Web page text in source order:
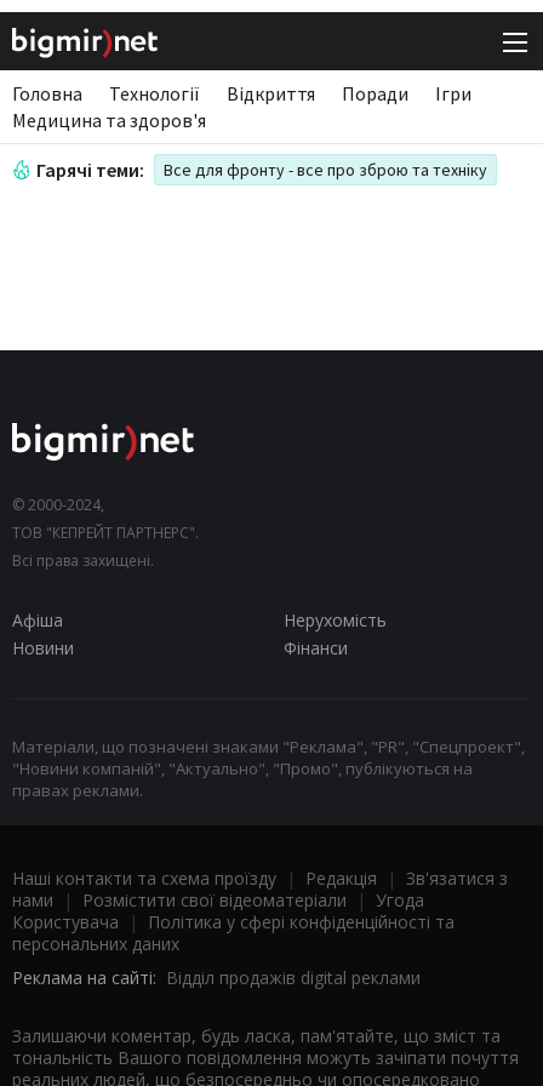
Головна Технології Відкриття Поради
Ігри
Медицина та здоров'я
Гарячі теми: Все для фронту - все про зброю та техніку
© 2000-2024,
ТОВ "КЕПРЕЙТ ПАРТНЕРС".
Всі права захищені.
Афіша
Нерухомість
Новини
Фінанси
Матеріали, що позначені знаками "Реклама", "PR", "Спецпроект",
"Новини компаній", "Актуально", "Промо", публікуються на
правах реклами.
Наші контакти та схема проїзду | Редакція | Зв'язатися з
нами | Розмістити свої відеоматеріали | Угода
Користувача |
Політика у сфері конфіденційності та
персональних даних
Реклама на сайті: Відділ продажів digital реклами
Залишаючи коментар, будь ласка, пам'ятайте, що зміст та
тональність Вашого повідомлення можуть зачіпати почуття
реальних людей, що безпосередньо чи опосередковано